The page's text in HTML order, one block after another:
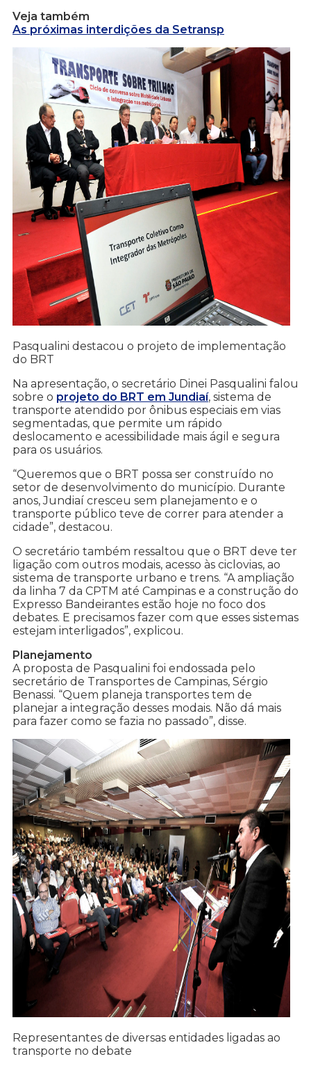
Veja também
As próximas interdições da Setransp
Pasqualini destacou o projeto de implementação
do BRT
Na apresentação, o secretário Dinei Pasqualini falou
sobre o projeto do BRT em Jundiaí, sistema de
transporte atendido por ônibus especiais em vias
segmentadas, que permite um rápido
deslocamento e acessibilidade mais ágil e segura
para os usuários.
“Queremos que o BRT possa ser construído no
setor de desenvolvimento do município. Durante
anos, Jundiaí cresceu sem planejamento e o
transporte público teve de correr para atender a
cidade”, destacou.
O secretário também ressaltou que o BRT deve ter
ligação com outros modais, acesso às ciclovias, ao
sistema de transporte urbano e trens. “A ampliação
da linha 7 da CPTM até Campinas e a construção do
Expresso Bandeirantes estão hoje no foco dos
debates. E precisamos fazer com que esses sistemas
estejam interligados”, explicou.
Planejamento
A proposta de Pasqualini foi endossada pelo
secretário de Transportes de Campinas, Sérgio
Benassi. “Quem planeja transportes tem de
planejar a integração desses modais. Não dá mais
para fazer como se fazia no passado”, disse.
Representantes de diversas entidades ligadas ao
transporte no debate